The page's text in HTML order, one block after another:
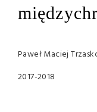
Paweł Maciej
2017-2018